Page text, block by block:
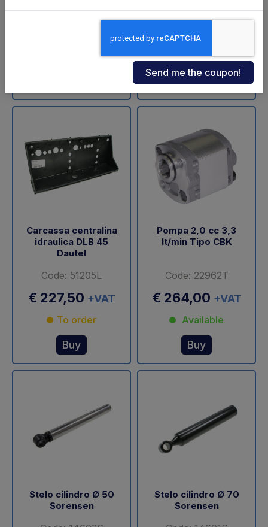
Code: 11711Z
+VAT
Code: 18202L
€ 60,05
Available
Carcassa centralina
idraulica DLB 45
Dautel
Code: 51205L
€ 227,50 +VAT
To order
Buy
Pompa 2,0 cc 3,3
lt/min Tipo CBK
Code: 22962T
€ 264,00 +VAT
Available
Buy
Stelo cilindro Ø 50
Sorensen
Stelo cilindro Ø 70
Sorensen